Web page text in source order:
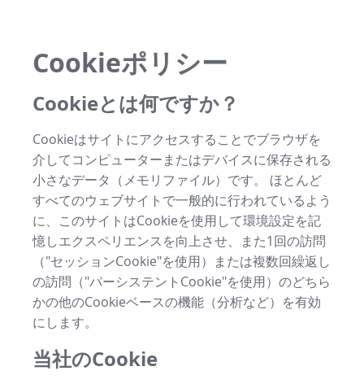
Cookieポリシー
Cookieとは何ですか？
Cookieはサイトにアクセスすることでブラウザを
介してコンピューターまたはデバイスに保存される
小さなデータ（メモリファイル）です。 ほとんど
すべてのウェブサイトで一般的に行われているよう
に、このサイトはCookieを使用して環境設定を記
憶しエクスペリエンスを向上させ、また1回の訪問
（"セッションCookie"を使用）または複数回繰返し
の訪問（"パーシステントCookie"を使用）のどちら
かの他のCookieベースの機能（分析など）を有効
にします。
当社のCookie